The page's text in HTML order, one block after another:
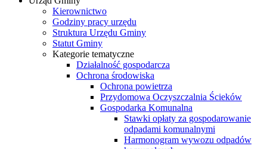
Kierownictwo
Godziny pracy urzędu
Struktura Urzędu Gminy
Statut Gminy
Kategorie tematyczne
Działalność gospodarcza
Ochrona środowiska
Ochrona powietrza
Przydomowa Oczyszczalnia Ścieków
Gospodarka Komunalna
Stawki opłaty za gospodarowanie
odpadami komunalnymi
Harmonogram wywozu odpadów